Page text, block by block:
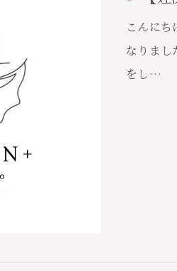
こんに
なりま
をし…